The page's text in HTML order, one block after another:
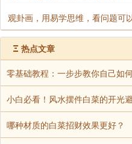
观卦画，用易学思维，看问题可
Ξ 热点文章
零基础教程：一步步教你自己如
小白必看！风水摆件白菜的开光
哪种材质的白菜招财效果更好？